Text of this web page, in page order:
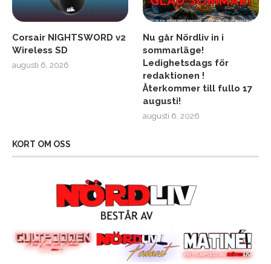
Corsair NIGHTSWORD v2
Wireless SD
augusti 6, 2026
Nu går Nördliv in i
sommarläge!
Ledighetsdags för
redaktionen !
Återkommer till fullo 17
augusti!
augusti 6, 2026
KORT OM OSS